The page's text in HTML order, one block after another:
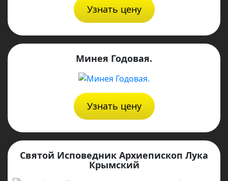
Узнать цену
Минея Годовая.
Узнать цену
Святой Исповедник Архиепископ Лука
Крымский